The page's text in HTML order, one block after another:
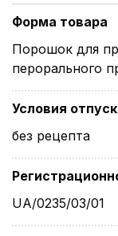
Форма товара
Порошок для
перорального
Условия
без рецепта
UA/0235/03/01